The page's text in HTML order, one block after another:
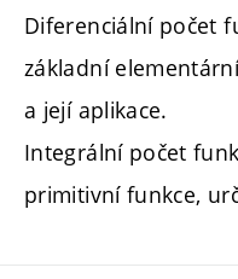
Diferenciální počet
základní
a její aplikace.
Integrální počet
primitivní funkce,